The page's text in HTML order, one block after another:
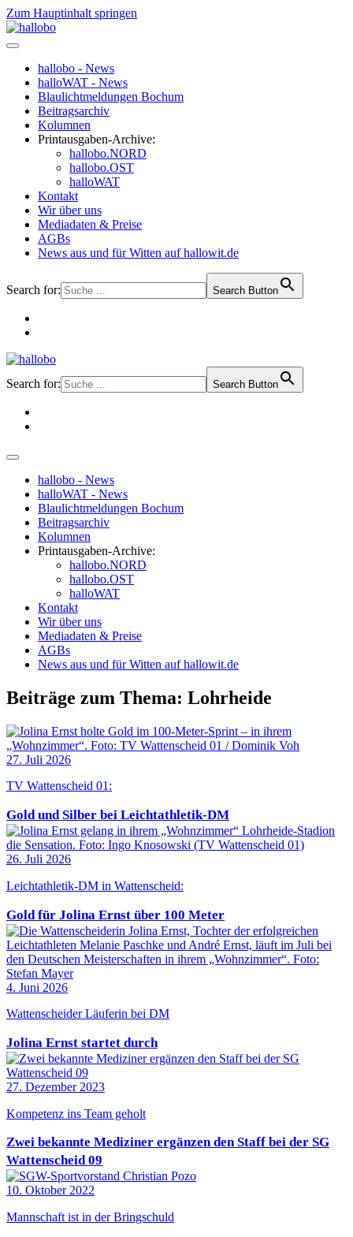
Zum Hauptinhalt springen
hallobo - News
halloWAT - News
Blaulichtmeldungen Bochum
Beitragsarchiv
Kolumnen
Printausgaben-Archive:
hallobo.NORD
hallobo.OST
halloWAT
Kontakt
Wir über uns
Mediadaten & Preise
AGBs
News aus und für Witten auf hallowit.de
Search for: Search Button
Search for: Search Button
hallobo - News
halloWAT - News
Blaulichtmeldungen Bochum
Beitragsarchiv
Kolumnen
Printausgaben-Archive:
hallobo.NORD
hallobo.OST
halloWAT
Kontakt
Wir über uns
Mediadaten & Preise
AGBs
News aus und für Witten auf hallowit.de
Beiträge zum Thema: Lohrheide
27. Juli 2026
TV Wattenscheid 01:
Gold und Silber bei Leichtathletik-DM
26. Juli 2026
Leichtathletik-DM in Wattenscheid:
Gold für Jolina Ernst über 100 Meter
4. Juni 2026
Wattenscheider Läuferin bei DM
Jolina Ernst startet durch
27. Dezember 2023
Kompetenz ins Team geholt
Zwei bekannte Mediziner ergänzen den Staff bei der SG
Wattenscheid 09
10. Oktober 2022
Mannschaft ist in der Bringschuld